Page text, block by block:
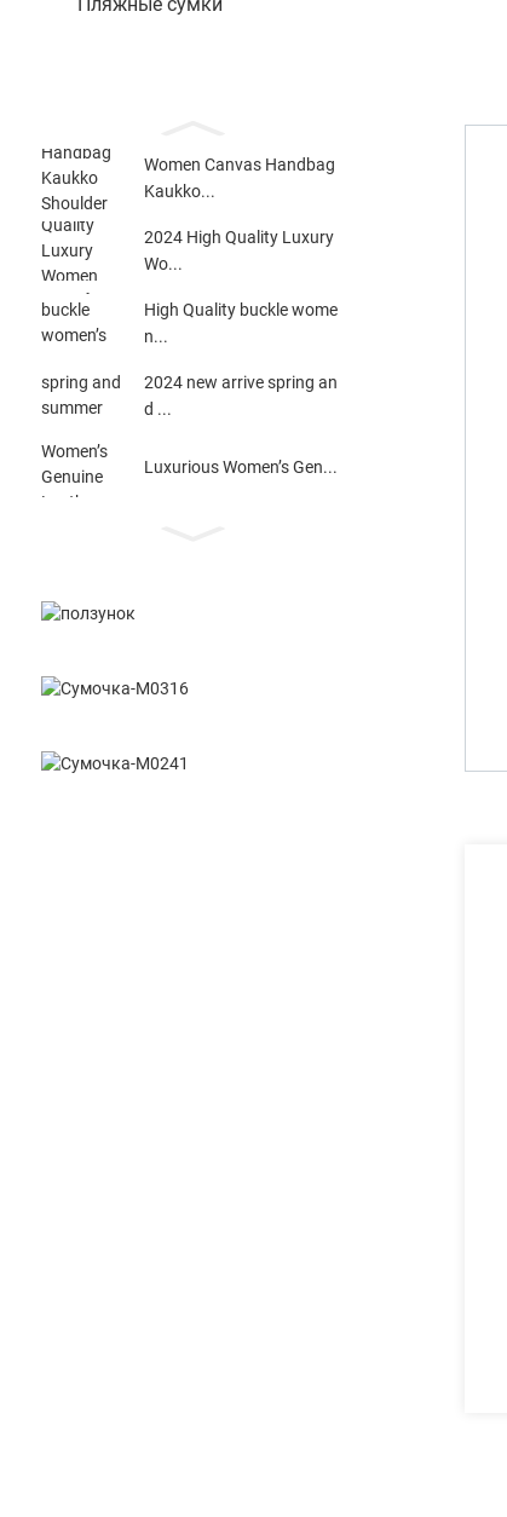
Women Canvas Handbag
Kaukko...
2024 High Quality Luxury
Wo...
High Quality buckle wome
n...
2024 new arrive spring an
d ...
Luxurious Women’s Gen...